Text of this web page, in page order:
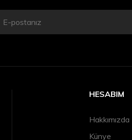
HESABIM
Hakkımızda
Künye